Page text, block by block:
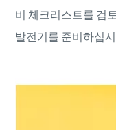
비 체크리스트를 검
발전기를 준비하십